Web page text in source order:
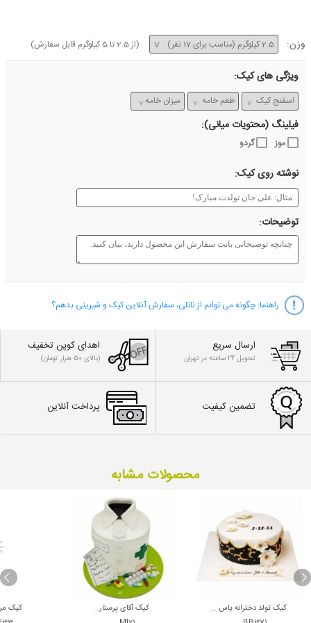
وزن: (از 2.5تا 5 کیلوگرم قابل سفارش)
ویژگی های کیک:
فیلینگ (محتویات میانی):
موز گردو
نوشته روی کیک:
توضیحات:
راهنما: چگونه می توانم از ناتلی، سفارش آنلاین کیک و شیرینی بدهم؟
ارسال سریع
تحویل 24 ساعته در تهران
اهدای کوپن تخفیف
(بالای 50 هزار تومان)
تضمین کیفیت پرداخت آنلاین
محصولات مشابه
کیک تولد دخترانه یاس ...
کیک آقای پرستار...
کیک